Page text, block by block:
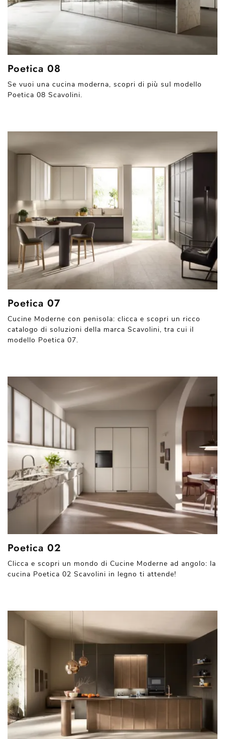
Poetica 08
Se vuoi una cucina moderna, scopri di più sul modello
Poetica 08 Scavolini.
Poetica 07
Cucine Moderne con penisola: clicca e scopri un ricco
catalogo di soluzioni della marca Scavolini, tra cui il
modello Poetica 07.
Poetica 02
Clicca e scopri un mondo di Cucine Moderne ad angolo: la
cucina Poetica 02 Scavolini in legno ti attende!